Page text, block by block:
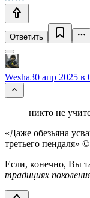
Ответить
Wesha30 апр 2025 в
никто не
«Даже обезьяна
третьего пендаля» ©
Если, конечно, Вы
традициях